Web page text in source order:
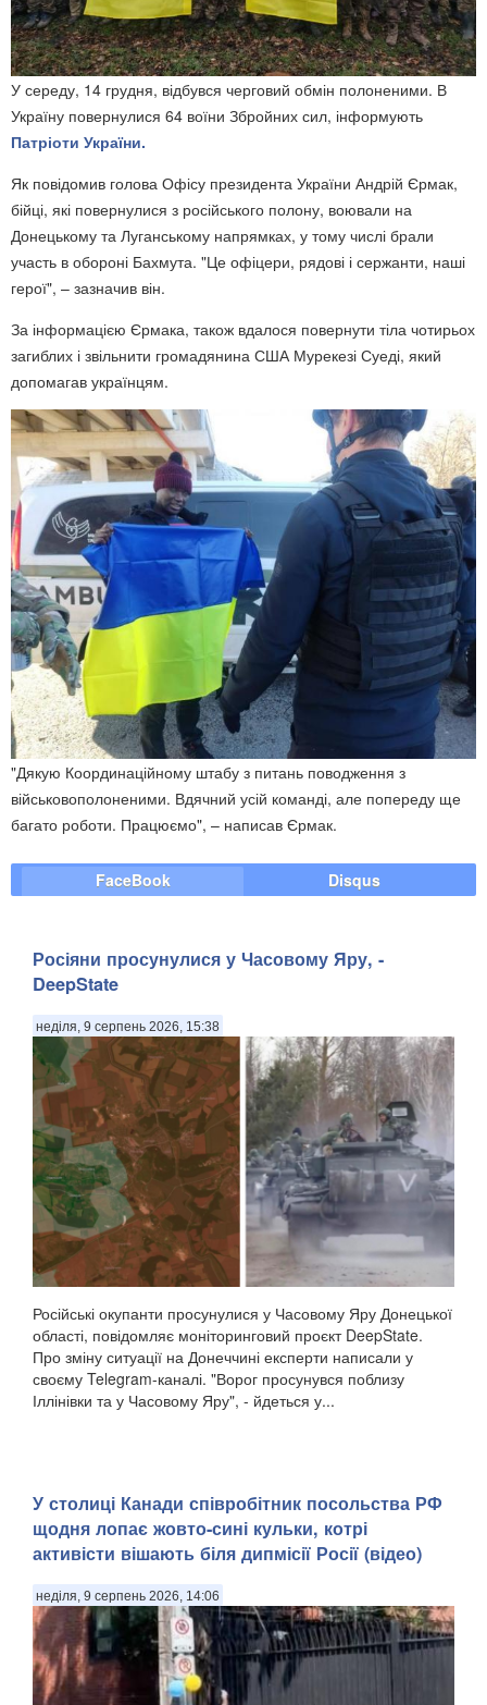
У середу, 14 грудня, відбувся черговий обмін полоненими. В
Україну повернулися 64 воїни Збройних сил, інформують
Патріоти України.
Як повідомив голова Офісу президента України Андрій Єрмак,
бійці, які повернулися з російського полону, воювали на
Донецькому та Луганському напрямках, у тому числі брали
участь в обороні Бахмута. "Це офіцери, рядові і сержанти, наші
герої", – зазначив він.
За інформацією Єрмака, також вдалося повернути тіла чотирьох
загиблих і звільнити громадянина США Мурекезі Суеді, який
допомагав українцям.
"Дякую Координаційному штабу з питань поводження з
військовополоненими. Вдячний усій команді, але попереду ще
багато роботи. Працюємо", – написав Єрмак.
FaceBook Disqus
Росіяни просунулися у Часовому Яру, -
DeepState
неділя, 9 серпень 2026, 15:38
Російські окупанти просунулися у Часовому Яру Донецької
області, повідомляє моніторинговий проєкт DeepState.
Про зміну ситуації на Донеччині експерти написали у
своєму Telegram-каналі. "Ворог просунувся поблизу
Іллінівки та у Часовому Яру", - йдеться у...
У столиці Канади співробітник посольства РФ
щодня лопає жовто-сині кульки, котрі
активісти вішають біля дипмісії Росії (відео)
неділя, 9 серпень 2026, 14:06